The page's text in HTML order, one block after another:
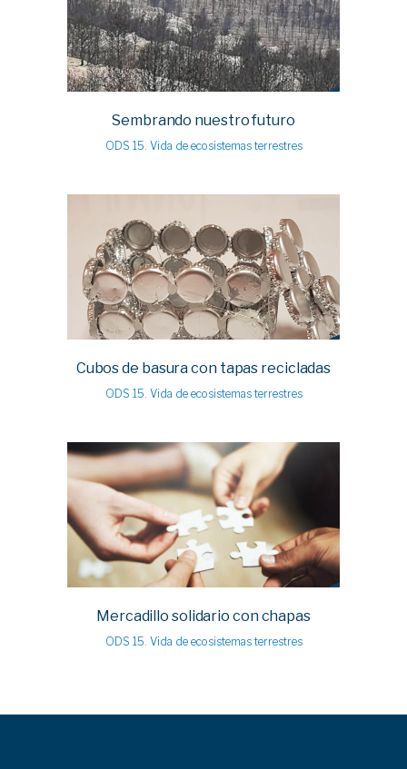
Sembrando nuestro futuro
ODS 15. Vida de ecosistemas terrestres
Cubos de basura con tapas recicladas
ODS 15. Vida de ecosistemas terrestres
Mercadillo solidario con chapas
ODS 15. Vida de ecosistemas terrestres